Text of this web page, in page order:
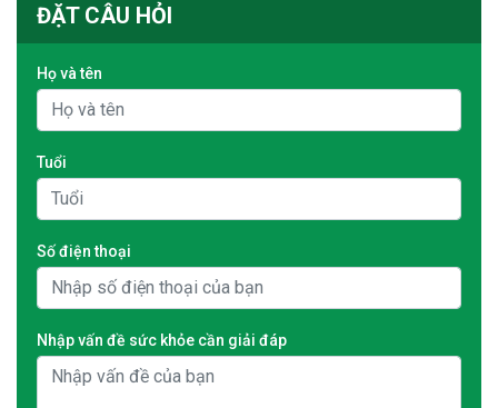
ĐẶT CÂU HỎI
Họ và tên
Tuổi
Số điện thoại
Nhập vấn đề sức khỏe cần giải đáp